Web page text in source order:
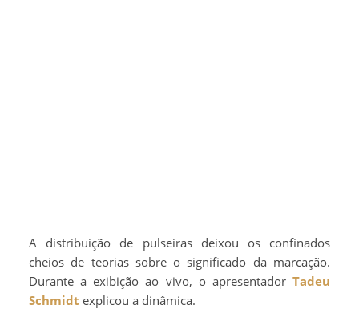
A distribuição de pulseiras deixou os confinados
cheios de teorias sobre o significado da marcação.
Durante a exibição ao vivo, o apresentador Tadeu
Schmidt explicou a dinâmica.